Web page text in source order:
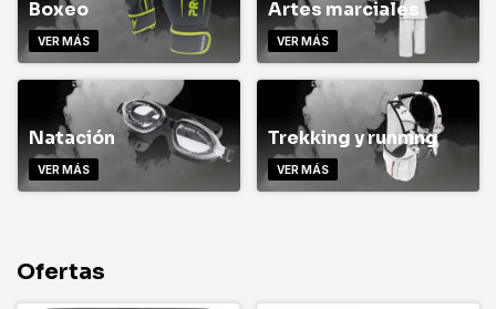
Boxeo
VER MÁS
Artes marciales
VER MÁS
Natación
VER MÁS
Trekking y running
VER MÁS
Ofertas